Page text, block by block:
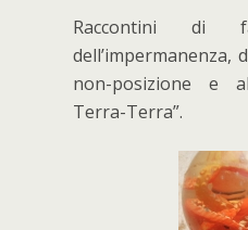
Raccontini di
dell’impermanenza,
non-posizione e
Terra-Terra”.